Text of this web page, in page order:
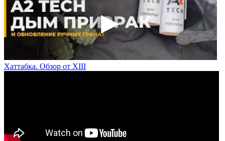
Хаттабка. Обзор от XIII